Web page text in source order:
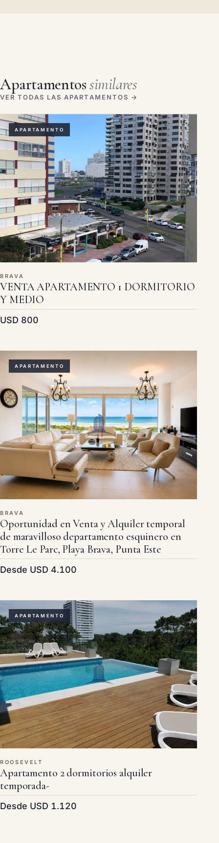
Apartamentossimilares
VER TODAS LAS APARTAMENTOS →
APARTAMENTO
BRAVA
VENTA APARTAMENTO 1 DORMITORIO
Y MEDIO
USD 800
APARTAMENTO
BRAVA
Oportunidad en Venta y Alquiler temporal
de maravilloso departamento esquinero en
Torre Le Parc, Playa Brava, Punta Este
Desde USD 4.100
APARTAMENTO
ROOSEVELT
Apartamento 2 dormitorios alquiler
temporada-
Desde USD 1.120